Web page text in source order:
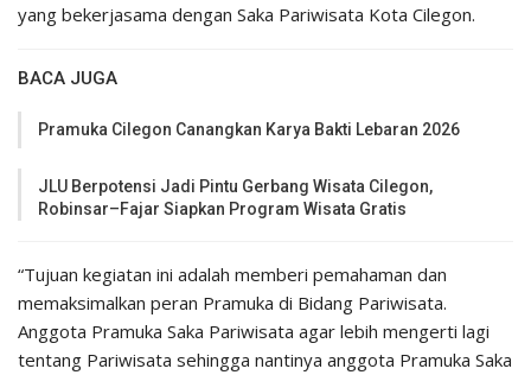
yang bekerjasama dengan Saka Pariwisata Kota Cilegon.
BACA JUGA
Pramuka Cilegon Canangkan Karya Bakti Lebaran 2026
JLU Berpotensi Jadi Pintu Gerbang Wisata Cilegon,
Robinsar–Fajar Siapkan Program Wisata Gratis
“Tujuan kegiatan ini adalah memberi pemahaman dan
memaksimalkan peran Pramuka di Bidang Pariwisata.
Anggota Pramuka Saka Pariwisata agar lebih mengerti lagi
tentang Pariwisata sehingga nantinya anggota Pramuka Saka